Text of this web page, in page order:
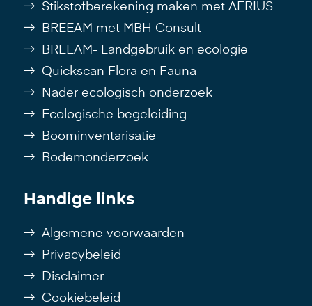
Stikstofberekening maken met AERIUS
BREEAM met MBH Consult
BREEAM- Landgebruik en ecologie
Quickscan Flora en Fauna
Nader ecologisch onderzoek
Ecologische begeleiding
Boominventarisatie
Bodemonderzoek
Handige links
Algemene voorwaarden
Privacybeleid
Disclaimer
Cookiebeleid